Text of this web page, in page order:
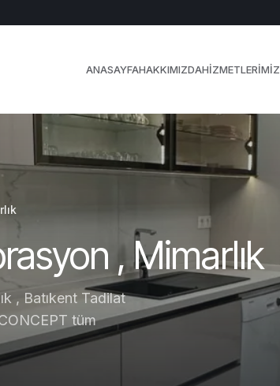
ANASAYFAHAKKIMIZDAHIZMETLERIMIZ
, Mimarlık
, Batıkent Tadilat
tüm